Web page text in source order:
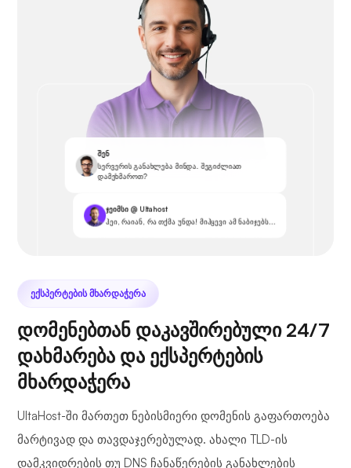
შენ
სერვერის განახლება მინდა. შეგიძლიათ
დამეხმაროთ?
ჯეიმსი @ Ultahost
ჰეი, რაიან, რა თქმა უნდა! მიჰყევი ამ ნაბიჯებს...
ᲔᲥᲡᲞᲔᲠᲢᲔᲑᲘᲡ ᲛᲮᲐᲠᲓᲐᲭᲔᲠᲐ
დომენებთან დაკავშირებული 24/7
დახმარება და ექსპერტების
მხარდაჭერა
UltaHost-ში მართეთ ნებისმიერი დომენის გაფართოება
მარტივად და თავდაჯერებულად. ახალი TLD-ის
დამკვიდრების თუ DNS ჩანაწერების განახლების